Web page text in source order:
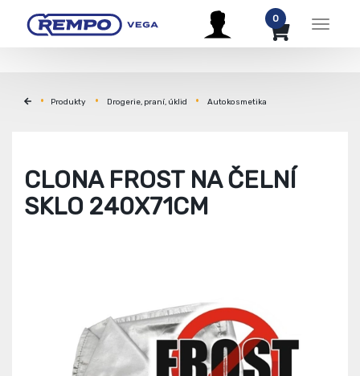
Menu
0
Produkty Drogerie, praní, úklid Autokosmetika
CLONA FROST NA ČELNÍ
SKLO 240X71CM